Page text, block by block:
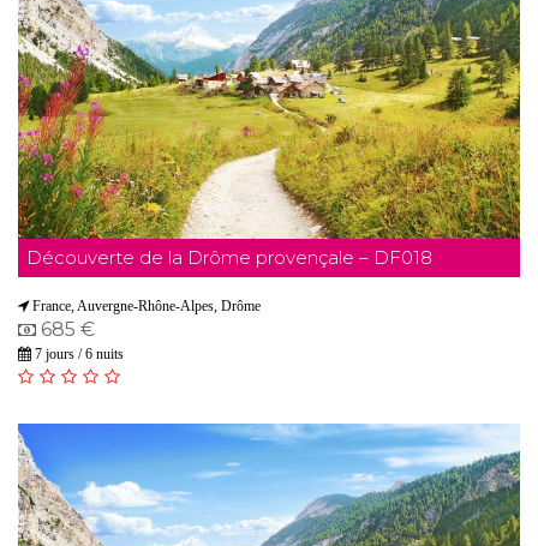
Découverte de la Drôme provençale – DF018
France, Auvergne-Rhône-Alpes, Drôme
685 €
7 jours / 6 nuits